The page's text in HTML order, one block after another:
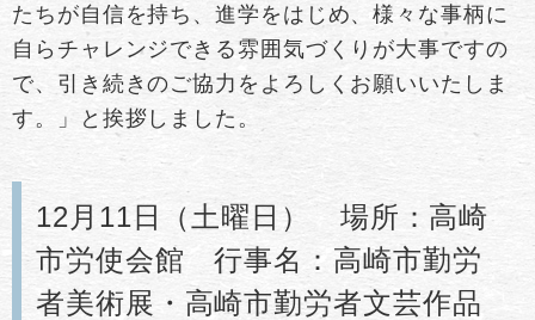
たちが自信を持ち、進学をはじめ、様々な事柄に
自らチャレンジできる雰囲気づくりが大事ですの
で、引き続きのご協力をよろしくお願いいたしま
す。」と挨拶しました。
12月11日（土曜日） 場所：高崎
市労使会館 行事名：高崎市勤労
者美術展・高崎市勤労者文芸作品